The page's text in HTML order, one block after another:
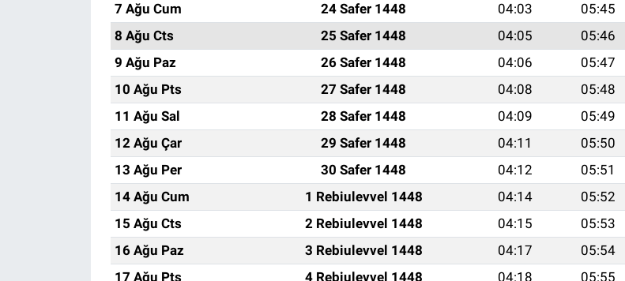
7 Ağu Cum
24 Safer 1448 04:03 05:45
8 Ağu Cts
25 Safer 1448 04:05 05:46
9 Ağu Paz
26 Safer 1448 04:06 05:47
10 Ağu Pts
27 Safer 1448 04:08 05:48
11 Ağu Sal
28 Safer 1448 04:09 05:49
12 Ağu Çar
29 Safer 1448 04:11 05:50
13 Ağu Per
30 Safer 1448 04:12 05:51
14 Ağu Cum
1 Rebiulevvel 1448 04:14 05:52
15 Ağu Cts
2 Rebiulevvel 1448 04:15 05:53
16 Ağu Paz
3 Rebiulevvel 1448 04:17 05:54
17 Ağu Pts
4 Rebiulevvel 1448 04:18 05:55